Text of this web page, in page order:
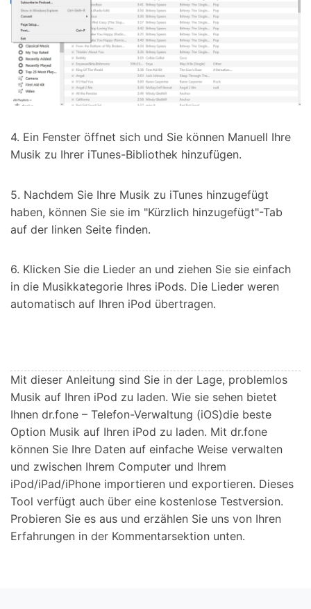
4. Ein Fenster öffnet sich und Sie können Manuell Ihre
Musik zu Ihrer iTunes-Bibliothek hinzufügen.
5. Nachdem Sie Ihre Musik zu iTunes hinzugefügt
haben, können Sie sie im "Kürzlich hinzugefügt"-Tab
auf der linken Seite finden.
6. Klicken Sie die Lieder an und ziehen Sie sie einfach
in die Musikkategorie Ihres iPods. Die Lieder weren
automatisch auf Ihren iPod übertragen.
Mit dieser Anleitung sind Sie in der Lage, problemlos
Musik auf Ihren iPod zu laden. Wie sie sehen bietet
Ihnen dr.fone – Telefon-Verwaltung (iOS)die beste
Option Musik auf Ihren iPod zu laden. Mit dr.fone
können Sie Ihre Daten auf einfache Weise verwalten
und zwischen Ihrem Computer und Ihrem
iPod/iPad/iPhone importieren und exportieren. Dieses
Tool verfügt auch über eine kostenlose Testversion.
Probieren Sie es aus und erzählen Sie uns von Ihren
Erfahrungen in der Kommentarsektion unten.